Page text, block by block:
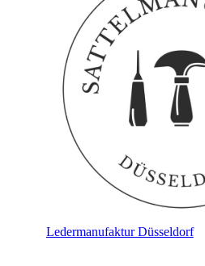
Ledermanufaktur Düsseldorf